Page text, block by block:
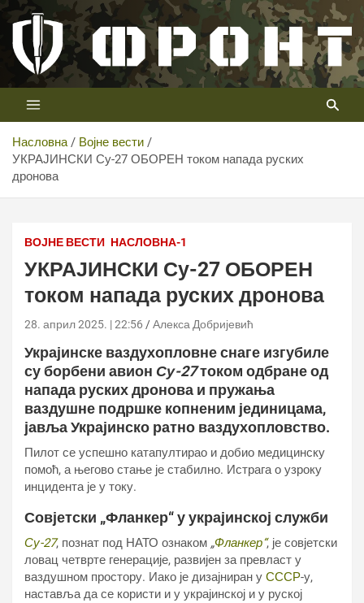
Скип
цонтент
Телевизија ФРОНТ
Први војни канал у Србији
Насловна
Војне вести
УКРАЈИНСКИ Су-27 ОБОРЕН током напада руских
дронова
ВОЈНЕ ВЕСТИ НАСЛОВНА-1
УКРАЈИНСКИ Су-27 ОБОРЕН
током напада руских дронова
28. април 2025. | 22:56 Алекса Добријевић
Украјинске ваздухопловне снаге изгубиле
су борбени авион Су-27током одбране од
напада руских дронова и пружања
ваздушне подршке копненим јединицама,
јавља Украјинско ратно ваздухопловство.
Пилот се успешно катапултирао и добио медицинску
помоћ, а његово стање је стабилно. Истрага о узроку
инцидента је у току.
Совјетски „Фланкер“ у украјинској служби
Су-27, познат под НАТО ознаком „Фланкер“, је совјетски
ловац четврте генерације, развијен за превласт у
ваздушном простору. Иако је дизајниран у СССР-у,
наставља да се користи и у украјинској и у руској